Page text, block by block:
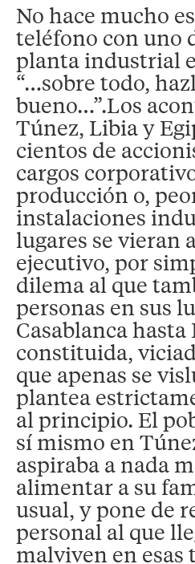
No hace mucho
teléfono con uno
planta industrial
“…sobre todo,
bueno…”.Los
Túnez, Libia y
cientos de
cargos
producción o,
instalaciones
lugares se vieran
ejecutivo, por
dilema al que
personas en sus
Casablanca
constituida,
que apenas se
plantea
al principio. El
sí mismo en
aspiraba a nada
alimentar a su
usual, y pone de
personal al que
malviven en esas